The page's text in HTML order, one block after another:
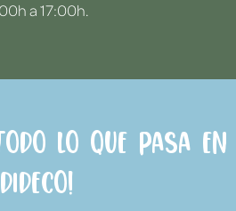
a 17:00h.
lo que pasa en
Dideco!